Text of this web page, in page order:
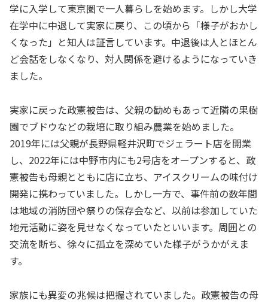
学に入学して東京圏で一人暮らしを始めます。しかし大学
在学中に中退して実家に戻り、この頃から「様子がおかし
くなった」と知人は証言しています。中退後は人とほとん
ど会話をしなくなり、対人関係を避けるようになっていき
ました。
実家に戻った政憲被告は、父親の勧めもあって近隣の果樹
園でブドウなどの栽培に取り組み農業を始めました。
2019年には父親が長野県軽井沢町でジェラート店を開業
し、2022年には中野市内にも2号店をオープンすると、政
憲被告も母親とともに店に立ち、アイスクリームの味付け
開発に携わっていました。しかし一方で、事件前の数年間
は地域の消防団や祭りの保存会など、以前は参加していた
地元活動に姿を見せなくなっていたといいます。周囲との
交流を断ち、徐々に孤立を深めていた様子がうかがえま
す。
家族にも異変の兆候は把握されていました。政憲被告の母